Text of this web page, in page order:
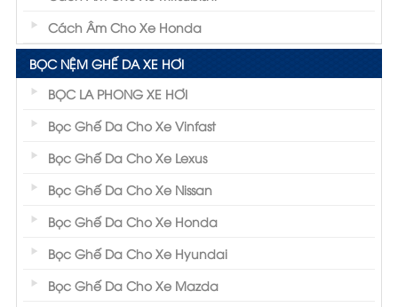
Cách Âm Cho Xe Honda
BỌC NỆM GHẾ DA XE HƠI
BỌC LA PHONG XE HƠI
Bọc Ghế Da Cho Xe Vinfast
Bọc Ghế Da Cho Xe Lexus
Bọc Ghế Da Cho Xe Nissan
Bọc Ghế Da Cho Xe Honda
Bọc Ghế Da Cho Xe Hyundai
Bọc Ghế Da Cho Xe Mazda